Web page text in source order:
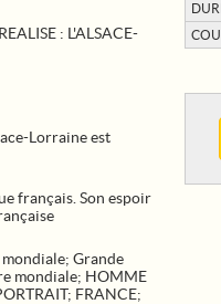
: L'ALSACE-
Lorraine est
français. Son espoir
; Grande
mondiale; HOMME
; FRANCE;